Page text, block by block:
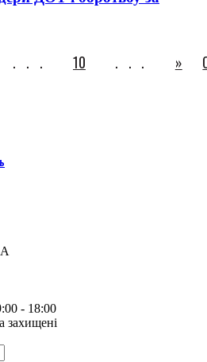
... 10 ... »
- 18:00
захищені